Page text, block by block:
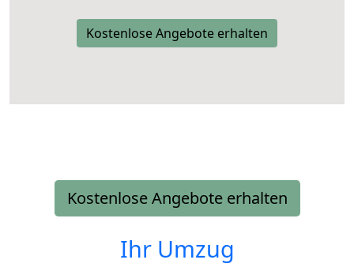
Kostenlose Angebote erhalten
Kostenlose Angebote erhalten
Ihr Umzug